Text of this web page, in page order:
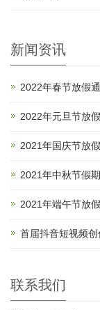
新闻资讯
2022年春节放假
2022年元旦节放
2021年国庆节放
2021年中秋节假
2021年端午节放
首届抖音短视频
联系我们